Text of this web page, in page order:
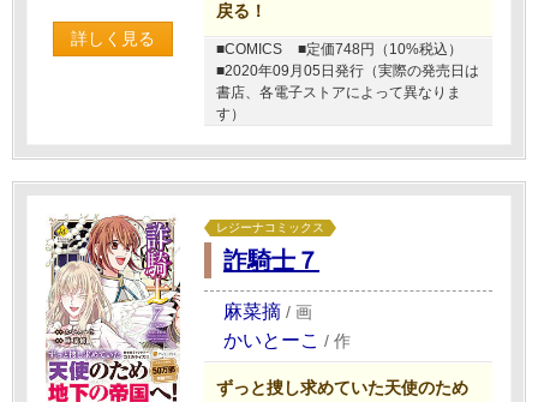
詳しく見る
戻る！
■COMICS
■定価748円（10%税込）
■2020年09月05日発行（実際の発売日は
書店、各電子ストアによって異なりま
す）
レジーナコミックス
詐騎士７
麻菜摘 / 画
かいとーこ / 作
ずっと捜し求めていた天使のため